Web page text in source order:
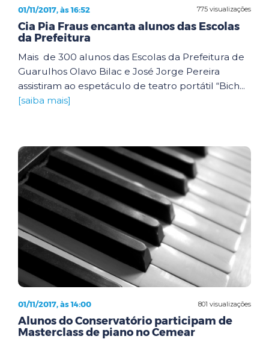
775 visualizações
01/11/2017, às 16:52
Cia Pia Fraus encanta alunos das Escolas
da Prefeitura
Mais de 300 alunos das Escolas da Prefeitura de
Guarulhos Olavo Bilac e José Jorge Pereira
assistiram ao espetáculo de teatro portátil “Bich...
[saiba mais]
801 visualizações
01/11/2017, às 14:00
Alunos do Conservatório participam de
Masterclass de piano no Cemear